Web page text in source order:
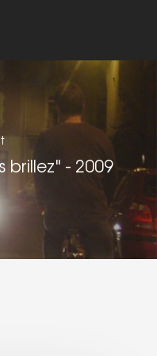
brillez" - 2009